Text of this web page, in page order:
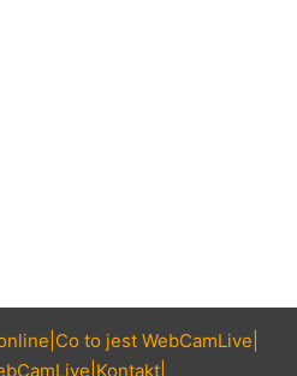
Co to jest WebCamLive
Kontakt